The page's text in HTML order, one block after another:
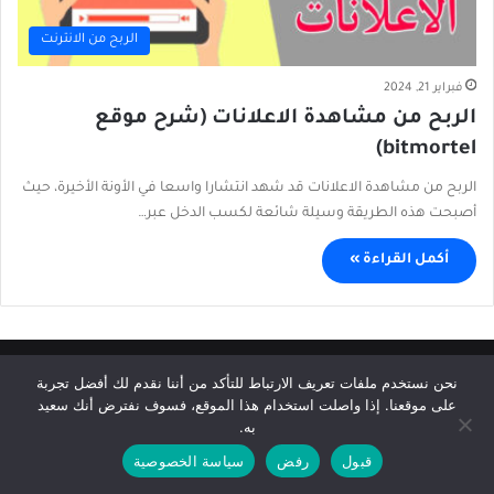
الربح من الانترنت
فبراير 21, 2024
الربح من مشاهدة الاعلانات (شرح موقع
bitmortel)
الربح من مشاهدة الاعلانات قد شهد انتشارا واسعا في الأونة الأخيرة، حيث
أصبحت هذه الطريقة وسيلة شائعة لكسب الدخل عبر…
أكمل القراءة »
© حقوق النشر 2026، جميع الحقوق محفوظة | Afkhabar.com
الرئيسية سياسة الخصوصية إتفاقية الإستخدام إتصل بنا
نحن نستخدم ملفات تعريف الارتباط للتأكد من أننا نقدم لك أفضل تجربة
على موقعنا. إذا واصلت استخدام هذا الموقع، فسوف نفترض أنك سعيد
به.
قبول
رفض سياسة الخصوصية